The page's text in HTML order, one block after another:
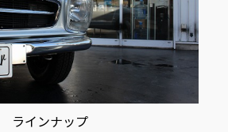
ラインナップ